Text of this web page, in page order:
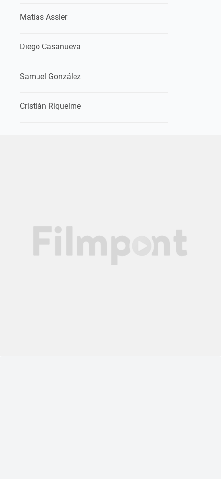
Matías Assler
Diego Casanueva
Samuel González
Cristián Riquelme